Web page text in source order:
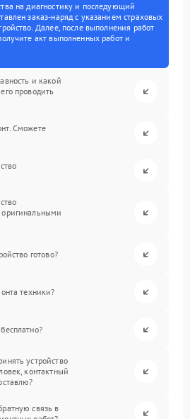
на диагностику и последующий
заказ-наряд с указанием страховых
Далее, после выполнения работ
акт выполненных работ и
и какой
проводить
Сможете
оригинальными
готово?
техники?
устройство
контактный
связь в